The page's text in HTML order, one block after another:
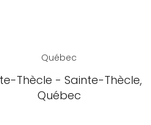
Québec
Thècle - Sainte-Thècle,
Québec